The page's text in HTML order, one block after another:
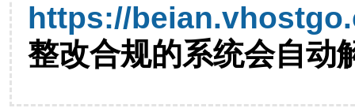
https://
整改合规的系统会自动